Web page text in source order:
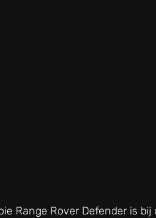
Range Rover Defender is